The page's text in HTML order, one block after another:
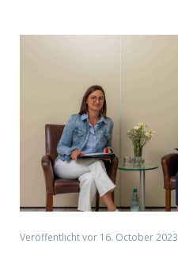
Veröffentlicht vor 16. October 2023